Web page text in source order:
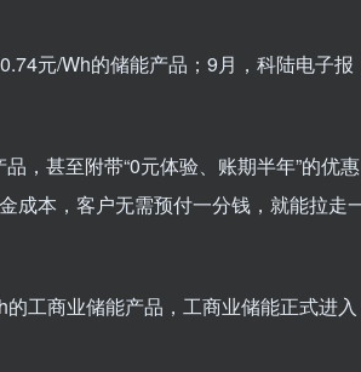
元/Wh的储能产品；9月，科陆电子报
，甚至附带“0元体验、账期半年”的优惠
成本，客户无需预付一分钱，就能拉走
工商业储能产品，工商业储能正式进入